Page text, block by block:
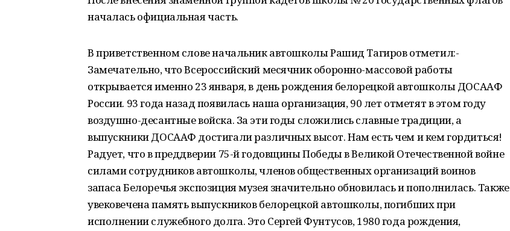
началась официальная часть.
В приветственном слове начальник автошколы Рашид Тагиров отметил:-
Замечательно, что Всероссийский месячник оборонно-массовой работы
открывается именно 23 января, в день рождения белорецкой автошколы ДОСААФ
России. 93 года назад появилась наша организация, 90 лет отметят в этом году
воздушно-десантные войска. За эти годы сложились славные традиции, а
выпускники ДОСААФ достигали различных высот. Нам есть чем и кем гордиться!
Радует, что в преддверии 75-й годовщины Победы в Великой Отечественной войне
силами сотрудников автошколы, членов общественных организаций воинов
запаса Белоречья экспозиция музея значительно обновилась и пополнилась. Также
увековечена память выпускников белорецкой автошколы, погибших при
исполнении служебного долга. Это Сергей Фунтусов, 1980 года рождения,